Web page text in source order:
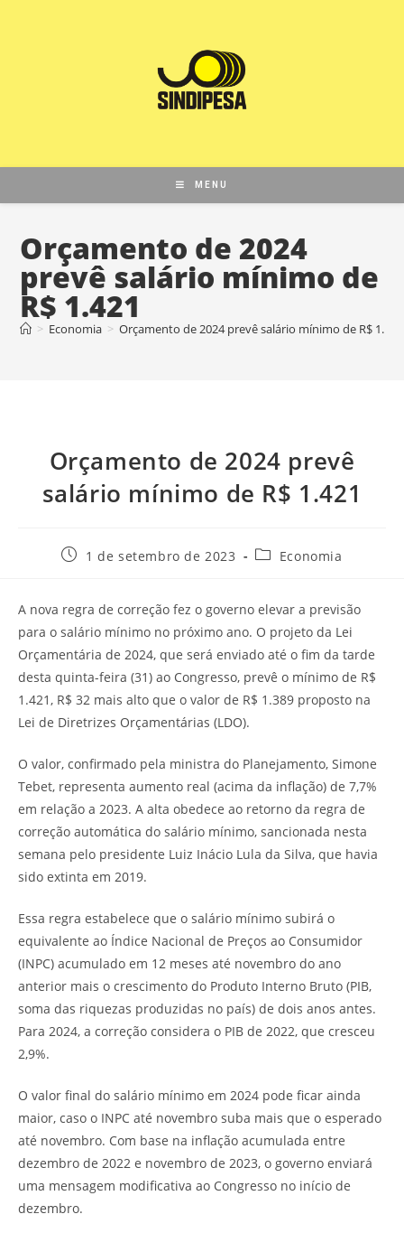
MENU
Orçamento de 2024
prevê salário mínimo de
R$ 1.421
> Economia > Orçamento de 2024 prevê salário mínimo de R$ 1.421
Orçamento de 2024 prevê
salário mínimo de R$ 1.421
1 de setembro de 2023 Economia
A nova regra de correção fez o governo elevar a previsão
para o salário mínimo no próximo ano. O projeto da Lei
Orçamentária de 2024, que será enviado até o fim da tarde
desta quinta-feira (31) ao Congresso, prevê o mínimo de R$
1.421, R$ 32 mais alto que o valor de R$ 1.389 proposto na
Lei de Diretrizes Orçamentárias (LDO).
O valor, confirmado pela ministra do Planejamento, Simone
Tebet, representa aumento real (acima da inflação) de 7,7%
em relação a 2023. A alta obedece ao retorno da regra de
correção automática do salário mínimo, sancionada nesta
semana pelo presidente Luiz Inácio Lula da Silva, que havia
sido extinta em 2019.
Essa regra estabelece que o salário mínimo subirá o
equivalente ao Índice Nacional de Preços ao Consumidor
(INPC) acumulado em 12 meses até novembro do ano
anterior mais o crescimento do Produto Interno Bruto (PIB,
soma das riquezas produzidas no país) de dois anos antes.
Para 2024, a correção considera o PIB de 2022, que cresceu
2,9%.
O valor final do salário mínimo em 2024 pode ficar ainda
maior, caso o INPC até novembro suba mais que o esperado
até novembro. Com base na inflação acumulada entre
dezembro de 2022 e novembro de 2023, o governo enviará
uma mensagem modificativa ao Congresso no início de
dezembro.